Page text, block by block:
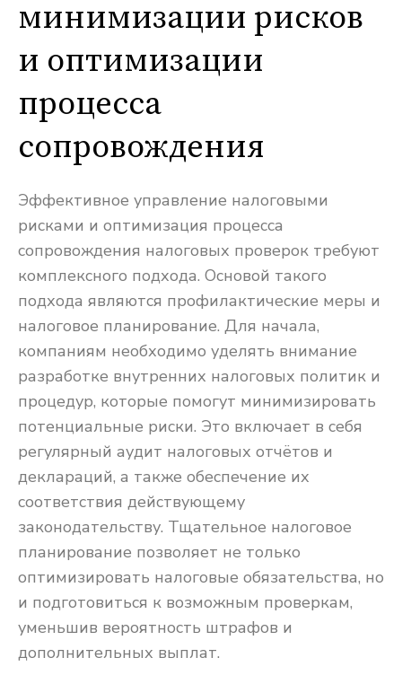
минимизации рисков
и оптимизации
процесса
сопровождения
Эффективное управление налоговыми
рисками и оптимизация процесса
сопровождения налоговых проверок требуют
комплексного подхода. Основой такого
подхода являются профилактические меры и
налоговое планирование. Для начала,
компаниям необходимо уделять внимание
разработке внутренних налоговых политик и
процедур, которые помогут минимизировать
потенциальные риски. Это включает в себя
регулярный аудит налоговых отчётов и
деклараций, а также обеспечение их
соответствия действующему
законодательству. Тщательное налоговое
планирование позволяет не только
оптимизировать налоговые обязательства, но
и подготовиться к возможным проверкам,
уменьшив вероятность штрафов и
дополнительных выплат.